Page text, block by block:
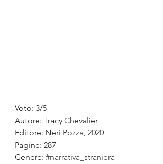
Voto: 3/5
Autore: Tracy Chevalier
Editore: Neri Pozza, 2020
Pagine: 287
Genere: #narrativa_straniera